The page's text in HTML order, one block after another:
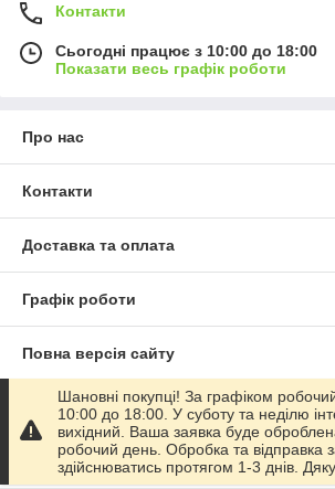
Контакти
Сьогодні працює з 10:00 до 18:00
Показати весь графік роботи
Про нас
Контакти
Доставка та оплата
Графік роботи
Повна версія сайту
Сайт створено на маркетплейсі Prom.ua
Політика конфіденційності
Шановні покупці! За графіком
10:00 до 18:00. У суботу та неділю
вихідний. Ваша заявка буде
робочий день. Обробка та відправка
здійснюватись протягом 1-3 днів.